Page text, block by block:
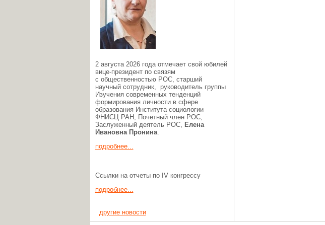
2 августа 2026 года отмечает свой юбилей
вице-президент по связям
с общественностью РОС, старший
научный сотрудник, руководитель группы
Изучения современных тенденций
формирования личности в сфере
образования Института социологии
ФНИСЦ РАН, Почетный член РОС,
Заслуженный деятель РОС, Елена
Ивановна Пронина.
подробнее...
Ссылки на отчеты по IV конгрессу
подробнее...
другие новости